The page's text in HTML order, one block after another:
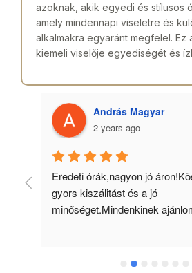
azoknak, akik egyedi és stílusos
amely mindennapi viseletre és
alkalmakra egyaránt megfelel. Ez
kiemeli viselője egyediségét és
András Magyar
2 years ago
Eredeti órák,nagyon jó
gyors kiszálitást és a jó
minőséget.Mindenkinek